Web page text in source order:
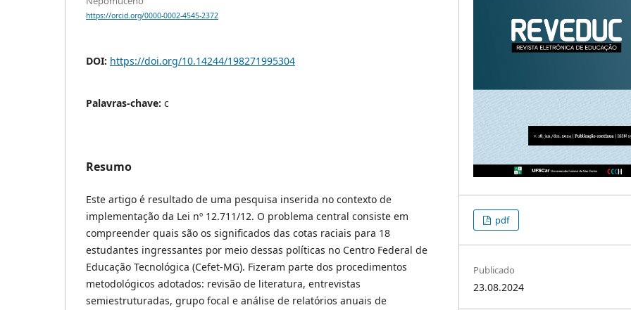
https://orcid.org/0000-0002-4545-2372
DOI: https://doi.org/10.14244/198271995304
Palavras-chave: c
Resumo
Este artigo é resultado de uma pesquisa inserida no contexto de
implementação da Lei nº 12.711/12. O problema central consiste em
compreender quais são os significados das cotas raciais para 18
estudantes ingressantes por meio dessas políticas no Centro Federal de
Educação Tecnológica (Cefet-MG). Fizeram parte dos procedimentos
metodológicos adotados: revisão de literatura, entrevistas
semiestruturadas, grupo focal e análise de relatórios anuais de
pdf
Publicado
23.08.2024